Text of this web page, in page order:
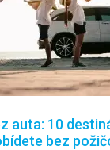
auta: 10
bez